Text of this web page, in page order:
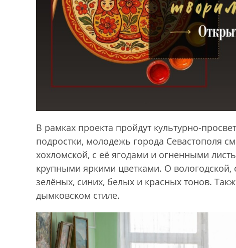
В рамках проекта пройдут культурно-
подростки, молодежь города Севастополя
хохломской, с её ягодами и огненными
крупными яркими цветками. О
зелёных, синих, белых и красных тонов.
дымковском стиле.